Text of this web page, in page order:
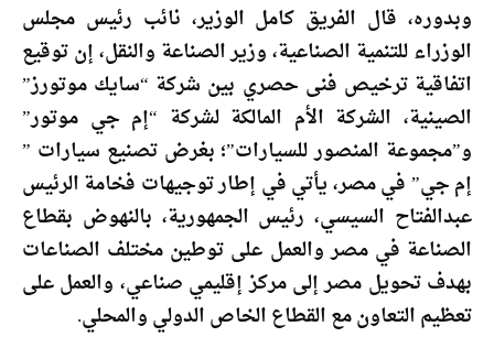
وبدوره، قال الفريق كامل الوزير، نائب رئيس مجلس
الوزراء للتنمية الصناعية، وزير الصناعة والنقل، إن توقيع
اتفاقية ترخيص فنى حصري بين شركة “سايك موتورز”
الصينية، الشركة الأم المالكة لشركة “إم جي موتور”
و”مجموعة المنصور للسيارات”؛ بغرض تصنيع سيارات ”
إم جي” في مصر، يأتي في إطار توجيهات فخامة الرئيس
عبدالفتاح السيسي، رئيس الجمهورية، بالنهوض بقطاع
الصناعة في مصر والعمل على توطين مختلف الصناعات
بهدف تحويل مصر إلى مركز إقليمي صناعي، والعمل على
تعظيم التعاون مع القطاع الخاص الدولي والمحلي.